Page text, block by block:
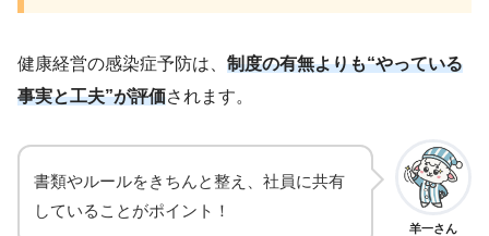
健康経営の感染症予防は、 制度の有無よりも“やっている
事実と工夫”が評価されます。
羊一さん
書類やルールをきちんと整え、社員に共有
していることがポイント！